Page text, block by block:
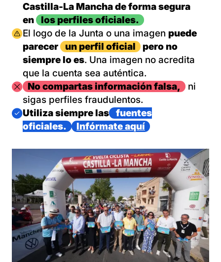
Castilla-La Mancha de forma segura
en
los perfiles oficiales.
Imagen
El logo de la Junta o una imagen puede
parecer
un perfil oficial
pero no
siempre lo es. Una imagen no acredita
que la cuenta sea auténtica.
ImagenNo compartas información falsa,
ni
sigas perfiles fraudulentos.
Imagen
Utiliza siempre las
fuentes
oficiales.
Infórmate aquí